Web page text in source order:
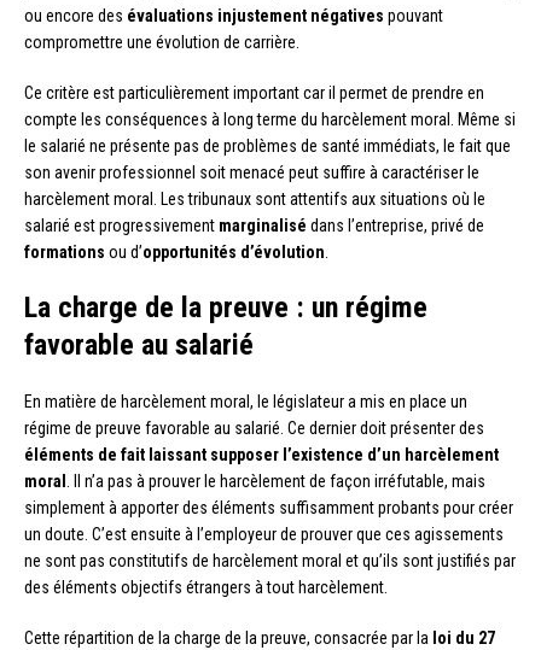
ou encore des évaluations injustement négatives pouvant
compromettre une évolution de carrière.
Ce critère est particulièrement important car il permet de prendre en
compte les conséquences à long terme du harcèlement moral. Même si
le salarié ne présente pas de problèmes de santé immédiats, le fait que
son avenir professionnel soit menacé peut suffire à caractériser le
harcèlement moral. Les tribunaux sont attentifs aux situations où le
salarié est progressivement marginalisé dans l’entreprise, privé de
formations ou d’opportunités d’évolution
La charge de la preuve : un régime
favorable au salarié
En matière de harcèlement moral, le législateur a mis en place un
régime de preuve favorable au salarié. Ce dernier doit présenter des
éléments de fait laissant supposer l’existence d’un harcèlement
moral . Il n’a pas à prouver le harcèlement de façon irréfutable, mais
simplement à apporter des éléments suffisamment probants pour créer
un doute. C’est ensuite à l’employeur de prouver que ces agissements
ne sont pas constitutifs de harcèlement moral et qu’ils sont justifiés par
des éléments objectifs étrangers à tout harcèlement.
Cette répartition de la charge de la preuve, consacrée par la loi du 27